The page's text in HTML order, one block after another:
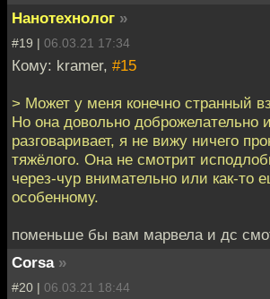
Нанотехнолог »
#19 | 06.03.21 17:34
Кому: kramer, #15
> Может у меня конечно странный
Но она довольно доброжелательно
разговаривает, я не вижу ничего
тяжёлого. Она не смотрит
через-чур внимательно или как-то
особенному.
поменьше бы вам марвела и дс
Corsa »
#20 | 06.03.21 18:44